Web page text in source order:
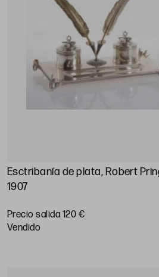
Esctribanía de plata, Robert
1907
Precio salida 120 €
vendido